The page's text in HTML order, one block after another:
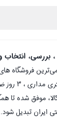
بررسی، انتخاب
فروشگاه
دهه تجربه،
موفق شده تا
ایران تبدیل